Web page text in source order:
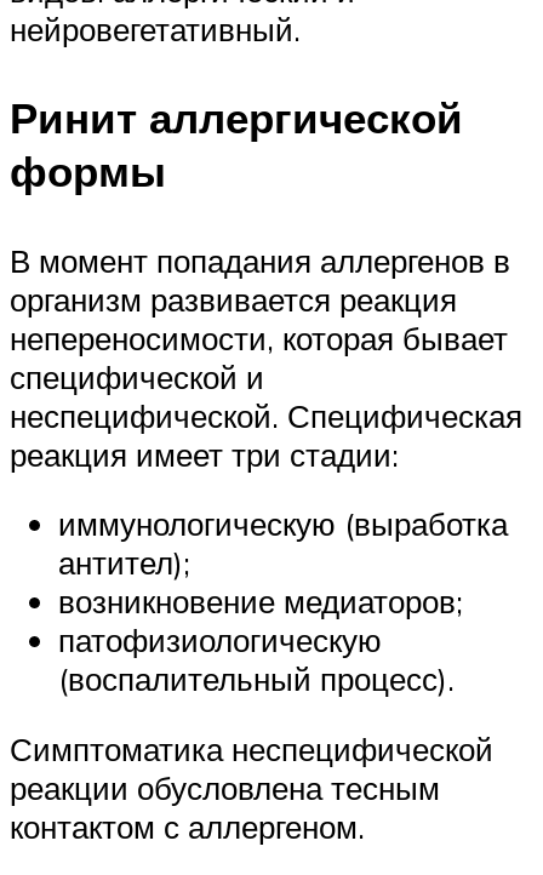
нейровегетативный.
Ринит аллергической
формы
В момент попадания аллергенов в
организм развивается реакция
непереносимости, которая бывает
специфической и
неспецифической. Специфическая
реакция имеет три стадии:
иммунологическую (выработка
антител);
возникновение медиаторов;
патофизиологическую
(воспалительный процесс).
Симптоматика неспецифической
реакции обусловлена тесным
контактом с аллергеном.